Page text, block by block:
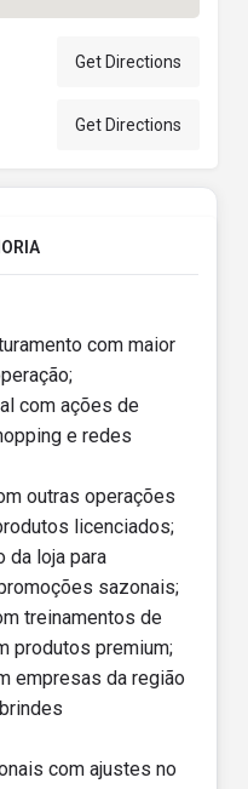
Get Directions
Get Directions
com maior
com ações de
e redes
outras operações
licenciados;
da loja para
sazonais;
treinamentos de
produtos premium;
empresas da região
com ajustes no